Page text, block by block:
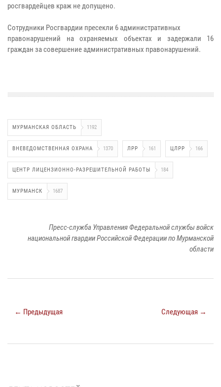
росгвардейцев краж не допущено.
Сотрудники Росгвардии пресекли 6 административных
правонарушений на охраняемых объектах и задержали 16
граждан за совершение административных правонарушений.
МУРМАНСКАЯ ОБЛАСТЬ 1192
ВНЕВЕДОМСТВЕННАЯ ОХРАНА 1370 ЛРР 161 ЦЛРР 166
ЦЕНТР ЛИЦЕНЗИОННО-РАЗРЕШИТЕЛЬНОЙ РАБОТЫ 184
МУРМАНСК 1687
Пресс-служба Управления Федеральной службы войск
национальной гвардии Российской Федерации по Мурманской
области
← Предыдущая Следующая →